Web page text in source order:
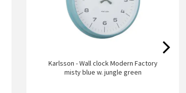
Karlsson - Wall clock Modern Factory
misty blue w. jungle green